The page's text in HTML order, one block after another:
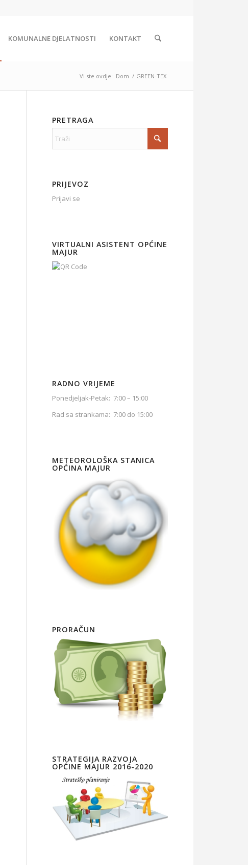
KOMUNALNE DJELATNOSTI KONTAKT
Vi ste ovdje: Dom / GREEN-TEX
PRETRAGA
PRIJEVOZ
Prijavi se
VIRTUALNI ASISTENT OPĆINE
MAJUR
RADNO VRIJEME
Ponedjeljak-Petak: 7:00 – 15:00
Rad sa strankama: 7:00 do 15:00
METEOROLOŠKA STANICA
OPĆINA MAJUR
PRORAČUN
STRATEGIJA RAZVOJA
OPĆINE MAJUR 2016-2020